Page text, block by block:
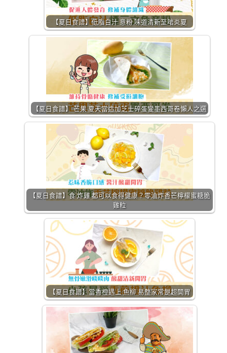
【夏日食譜】低脂白汁 意粉 味道清新至啱炎夏
【夏日食譜】 芒果 夏天當造加芝士碎蛋變墨西哥卷懶人之選
【夏日食譜】食 炸雞 都可以食得健康？零油炸香芒檸檬蜜糖脆
雞粒
【夏日食譜】當香橙遇上 魚柳 易整家常餸超開胃